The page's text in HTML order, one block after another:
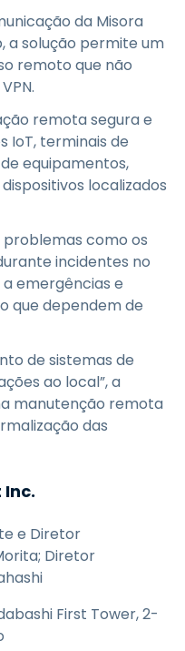
da Misora
a solução permite um
remoto que não
remota segura e
IoT, terminais de
equipamentos,
localizados
problemas como os
incidentes no
emergências e
que dependem de
de sistemas de
ao local”, a
manutenção remota
das
e Diretor
Diretor
First Tower, 2-